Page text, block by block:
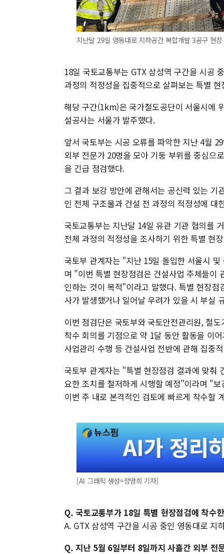
지난달 29일 영동대로 지하공간 복합개발 3공구 현
18일 국토교통부는 GTX 삼성역 구간을 시공
과정의 적정성을 집중적으로 살펴보는 특별
해당 구간(1km)은 국가철도공단이 서울시에
설공사는 서울가 발주했다.
앞서 국토부는 시공 오류를 파악한 지난 4월
외부 전문가 20명을 모아 기둥 부위를 중심으
을 긴급 점검했다.
그 결과 보강 방안에 관해서는 공신력 있는 기
인 전체 구조물과 건설 전 과정의 적정성에 대
국토교통부는 지난달 14일 유관 기관 협의를
전체 과정의 적정성을 조사하기 위한 특별 현
국토부 관계자는 "지난 15일 돌입한 서울시
며 "이번 특별 현장점검은 건설사업 주체들이
인하는 것이 목적"이라고 말했다. 특별 현장
사가 발생했거나 일어날 우려가 있을 시 부실
이번 점검단은 국토부와 국토안전관리원, 철
착수 회의를 기점으로 약 1달 동안 활동을 이
사업관리 수행 등 건설사업 전반에 관해 집중
국토부 관계자는 "특별 현장점검 결과에 맞춰
요한 조치를 철저하게 시행할 예정"이라며 "
이번 주 내로 본격적인 검토에 빠르게 착수할
[AI 그래픽 생성=정영희 기자]
Q. 국토교통부가 18일 특별 현장점검에 착수
A. GTX 삼성역 구간을 시공 중인 영동대로 지
Q. 지난 5월 6일부터 8일까지 사흘간 외부 전